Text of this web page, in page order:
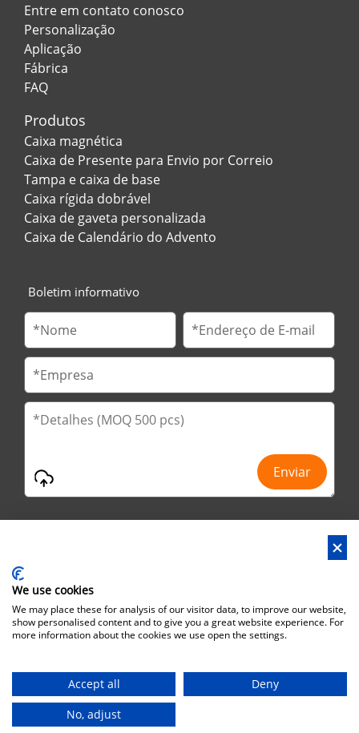
Entre em contato conosco
Personalização
Aplicação
Fábrica
FAQ
Produtos
Caixa magnética
Caixa de Presente para Envio por Correio
Tampa e caixa de base
Caixa rígida dobrável
Caixa de gaveta personalizada
Caixa de Calendário do Advento
Boletim informativo
Endereço : No.29 Jinfu 2ª estrada, Huanan Ind Park, cidade de
Liaobu, cidade de Dongguan, província de Guangdong, China
Endereço do escritório : No.6 Zhuangyuan Road, Park Songshan
Direitos autorais©Brothersbox Industrial Co., Ltd. Todos os
direitos reservados. |
We use cookies
We may place these for analysis of our visitor data, to improve our website,
show personalised content and to give you a great website experience. For
more information about the cookies we use open the settings.
Accept all
Deny
No, adjust